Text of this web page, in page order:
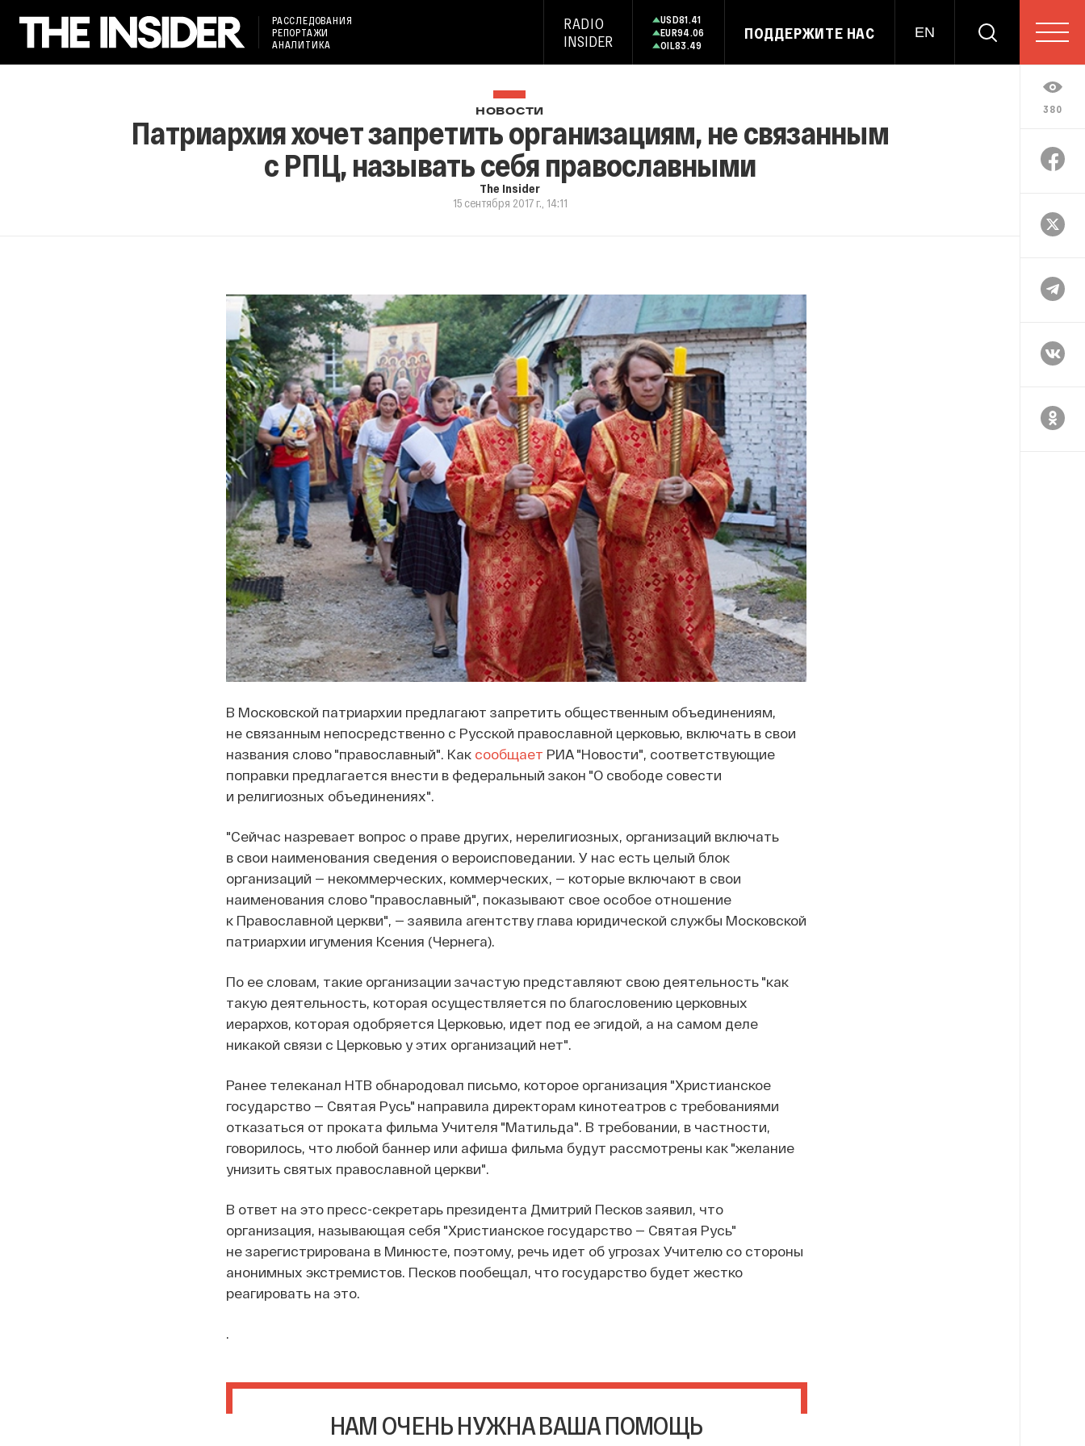
РАССЛЕДОВАНИЯ
РЕПОРТАЖИ
АНАЛИТИКА
RADIO
INSIDER
USD81.41
EUR94.06
OIL83.49
ПОДДЕРЖИТЕ НАС EN
380
НОВОСТИ
Патриархия хочет запретить организациям, не связанным
с РПЦ, называть себя православными
The Insider
15 сентября 2017 г., 14:11
В Московской патриархии предлагают запретить общественным объединениям,
не связанным непосредственно с Русской православной церковью, включать в свои
названия слово "православный". Как сообщает РИА "Новости", соответствующие
поправки предлагается внести в федеральный закон "О свободе совести
и религиозных объединениях".
"Сейчас назревает вопрос о праве других, нерелигиозных, организаций включать
в свои наименования сведения о вероисповедании. У нас есть целый блок
организаций — некоммерческих, коммерческих, — которые включают в свои
наименования слово "православный", показывают свое особое отношение
к Православной церкви", — заявила агентству глава юридической службы Московской
патриархии игумения Ксения (Чернега).
По ее словам, такие организации зачастую представляют свою деятельность "как
такую деятельность, которая осуществляется по благословению церковных
иерархов, которая одобряется Церковью, идет под ее эгидой, а на самом деле
никакой связи с Церковью у этих организаций нет".
Ранее телеканал НТВ обнародовал письмо, которое организация "Христианское
государство — Святая Русь" направила директорам кинотеатров с требованиями
отказаться от проката фильма Учителя "Матильда". В требовании, в частности,
говорилось, что любой баннер или афиша фильма будут рассмотрены как "желание
унизить святых православной церкви".
В ответ на это пресс-секретарь президента Дмитрий Песков заявил, что
организация, называющая себя "Христианское государство — Святая Русь"
не зарегистрирована в Минюсте, поэтому, речь идет об угрозах Учителю со стороны
анонимных экстремистов. Песков пообещал, что государство будет жестко
реагировать на это.
НАМ ОЧЕНЬ НУЖНА ВАША ПОМОЩЬ